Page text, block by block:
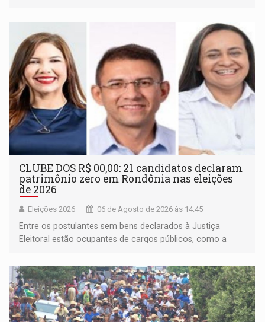
CLUBE DOS R$ 00,00: 21 candidatos declaram
patrimônio zero em Rondônia nas eleições
de 2026
Eleições 2026 06 de Agosto de 2026 às 14:45
Entre os postulantes sem bens declarados à Justiça
Eleitoral estão ocupantes de cargos públicos, como a
Pedro Geovar (PP) e a vice-prefeita Magna dos Anjos
(NOVO)